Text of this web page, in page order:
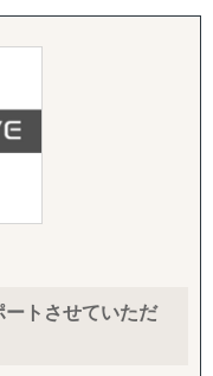
、ミクロ的視点から
業判断が下せるの
など多くのサービス
適切な調査・分析を
しまっていそう」と
、壁打ちからでも対
・戦略策定から、EC
。情報提供にとどま
実際に売れる状態」
イン・現地でのアプ
引仲介スキームによ
までを代行します。
直結する実行支援で
ぶ架け橋として2015
ービスで、
に導いてきました。
きた強固なパートナ
を確保。食品、酒、
確かな実績を持ち、
トさせていただ